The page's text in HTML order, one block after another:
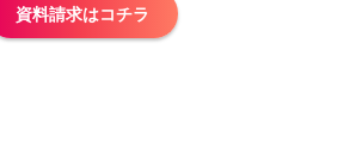
資料請求はコチラ